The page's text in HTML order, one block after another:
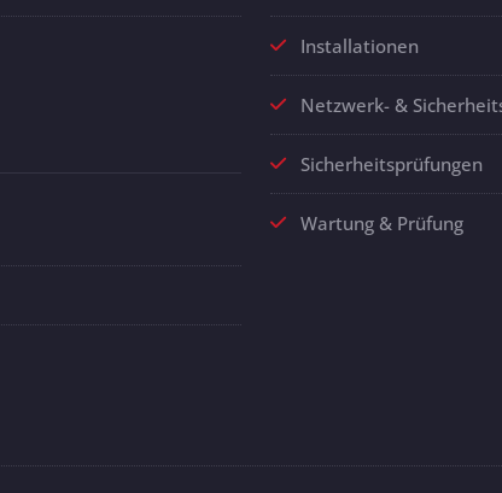
Installationen
Netzwerk- &
Sicherheitsprüfungen
Wartung & Prüfung